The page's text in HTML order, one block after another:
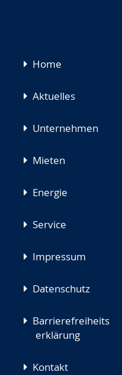
Navigation
Home
Aktuelles
Unternehmen
Mieten
Energie
Service
Impressum
Datenschutz
Barrierefreiheits
erklärung
Kontakt